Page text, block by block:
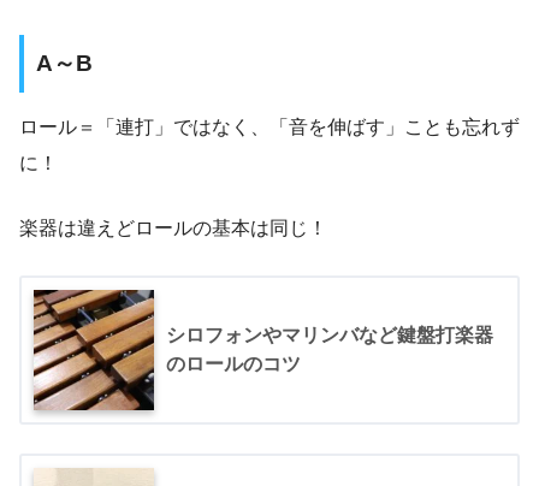
A～B
ロール＝「連打」ではなく、「音を伸ばす」ことも忘れず
に！
楽器は違えどロールの基本は同じ！
シロフォンやマリンバなど鍵盤打楽器
のロールのコツ